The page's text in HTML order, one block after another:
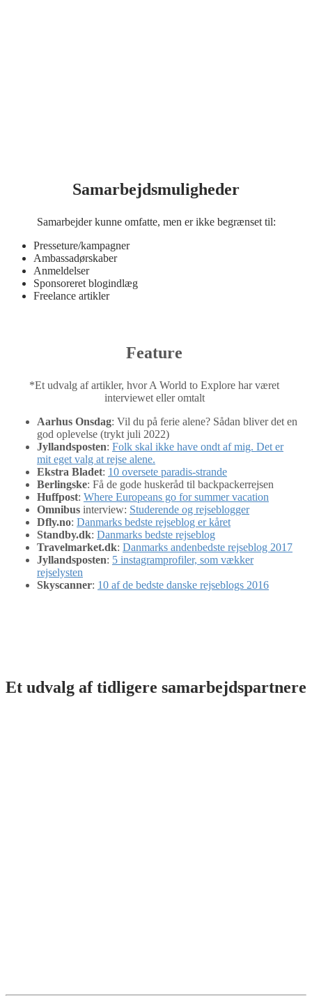
Samarbejdsmuligheder
Samarbejder kunne omfatte, men er ikke begrænset til:
Presseture/kampagner
Ambassadørskaber
Anmeldelser
Sponsoreret blogindlæg
Freelance artikler
Feature
*Et udvalg af artikler, hvor A World to Explore har været
interviewet eller omtalt
Aarhus Onsdag: Vil du på ferie alene? Sådan bliver det en
god oplevelse (trykt juli 2022)
Jyllandsposten: Folk skal ikke have ondt af mig. Det er
mit eget valg at rejse alene.
Ekstra Bladet: 10 oversete paradis-strande
Berlingske: Få de gode huskeråd til backpackerrejsen
Huffpost: Where Europeans go for summer vacation
Omnibus interview: Studerende og rejseblogger
Dfly.no: Danmarks bedste rejseblog er kåret
Standby.dk: Danmarks bedste rejseblog
Travelmarket.dk: Danmarks andenbedste rejseblog 2017
Jyllandsposten: 5 instagramprofiler, som vækker
rejselysten
Skyscanner: 10 af de bedste danske rejseblogs 2016
Et udvalg af tidligere samarbejdspartnere